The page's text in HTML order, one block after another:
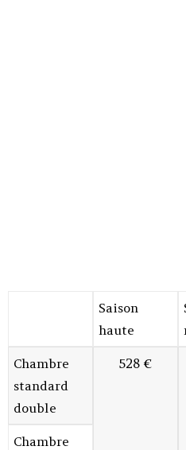
Saison
haute
Chambre
standard
double
528 €
Chambre